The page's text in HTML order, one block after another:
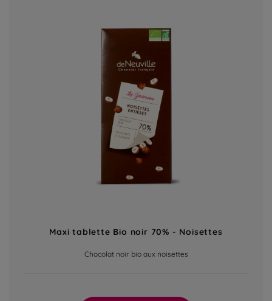
Maxi tablette Bio noir 70% - Noisettes
Chocolat noir bio aux noisettes